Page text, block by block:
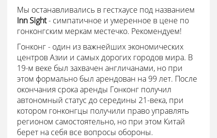
Мы останавливались в гестхаусе под названием
Inn Sight- симпатичное и умеренное в цене по
гонконгским меркам местечко. Рекомендуем!
Гонконг - один из важнейших экономических
центров Азии и самых дорогих городов мира. В
19-м веке был захвачен англичанами, но при
этом формально был арендован на 99 лет. После
окончания срока аренды Гонконг получил
автономный статус до середины 21-века, при
котором гонконгцы получили право управлять
регионом самостоятельно, но при этом Китай
берет на себя все вопросы обороны.